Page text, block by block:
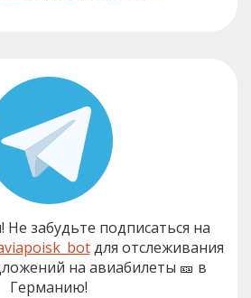
забудьте подписаться на
для отслеживания
на авиабилеты 🎫 в
Германию!